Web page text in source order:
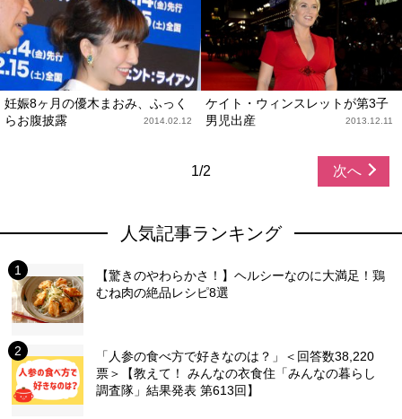
妊娠8ヶ月の優木まおみ、ふっく
らお腹披露
2014.02.12
ケイト・ウィンスレットが第3子
男児出産
2013.12.11
1/2 次へ
人気記事ランキング
【驚きのやわらかさ！】ヘルシーなのに大満足！鶏
むね肉の絶品レシピ8選
「人参の食べ方で好きなのは？」＜回答数38,220
票＞【教えて！ みんなの衣食住「みんなの暮らし
調査隊」結果発表 第613回】